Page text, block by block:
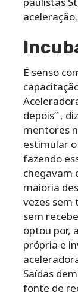
É senso
depois” ,
mentores
estimular o
fazendo
chegavam
maioria
vezes sem
sem
optou por,
própria e
Saídas
fonte de